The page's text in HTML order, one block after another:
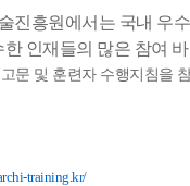
진흥원에서는 국내 우
인재들의 많은 참여
문 및 훈련자 수행지침을
training.kr/